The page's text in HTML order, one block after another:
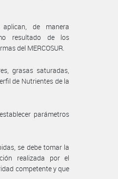
de manera
resultado de los
del MERCOSUR.
grasas saturadas,
de Nutrientes de la
parámetros
se debe tomar la
realizada por el
competente y que